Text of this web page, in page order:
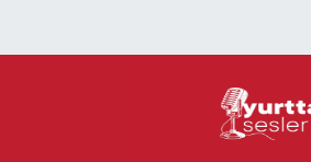
Süper Lig Puan Durumu ve